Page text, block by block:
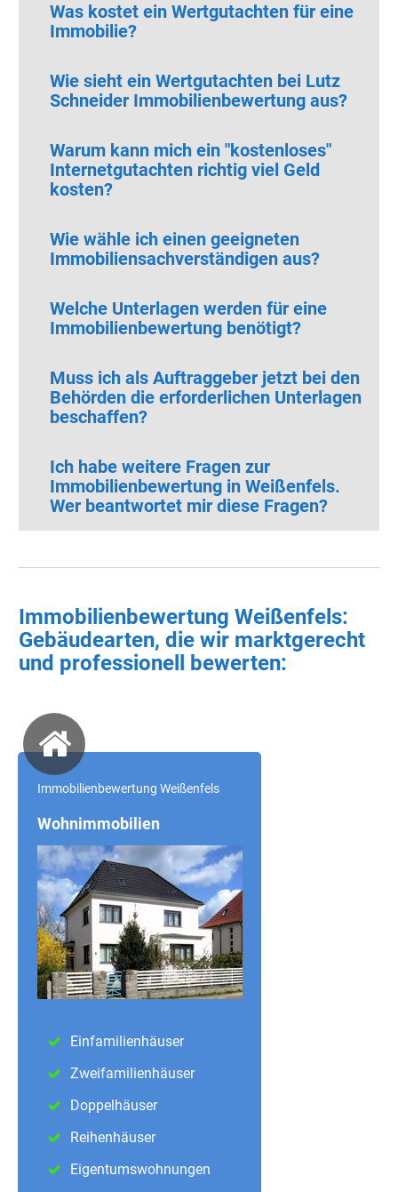
Was kostet ein Wertgutachten für eine
Immobilie?
Wie sieht ein Wertgutachten bei Lutz
Schneider Immobilienbewertung aus?
Warum kann mich ein "kostenloses"
Internetgutachten richtig viel Geld
kosten?
Wie wähle ich einen geeigneten
Immobiliensachverständigen aus?
Welche Unterlagen werden für eine
Immobilienbewertung benötigt?
Muss ich als Auftraggeber jetzt bei den
Behörden die erforderlichen Unterlagen
beschaffen?
Ich habe weitere Fragen zur
Immobilienbewertung in Weißenfels.
Wer beantwortet mir diese Fragen?
Immobilienbewertung Weißenfels:
Gebäudearten, die wir marktgerecht
und professionell bewerten:
Immobilienbewertung Weißenfels
Wohnimmobilien
Einfamilienhäuser
Zweifamilienhäuser
Doppelhäuser
Reihenhäuser
Eigentumswohnungen